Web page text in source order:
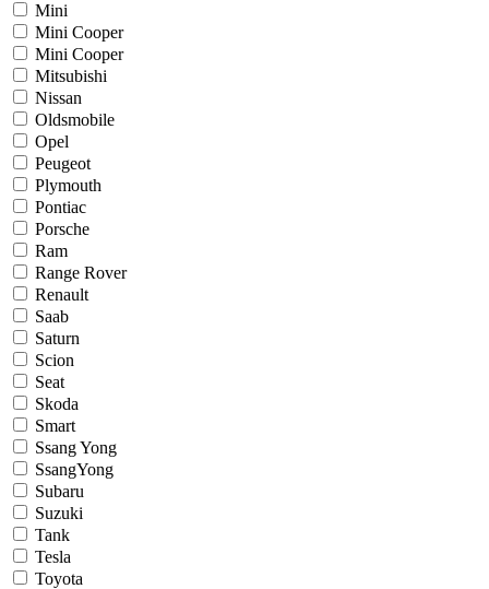
Mini
Mini Cooper
Mini Cooper
Mitsubishi
Nissan
Oldsmobile
Opel
Peugeot
Plymouth
Pontiac
Porsche
Ram
Range Rover
Renault
Saab
Saturn
Scion
Seat
Skoda
Smart
Ssang Yong
SsangYong
Subaru
Suzuki
Tank
Tesla
Toyota